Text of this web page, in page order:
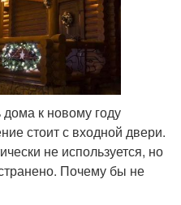
к новому году
стоит с входной двери.
не используется, но
Почему бы не